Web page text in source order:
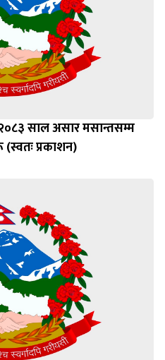
साल असार मसान्तसम्म
प्रकाशन)